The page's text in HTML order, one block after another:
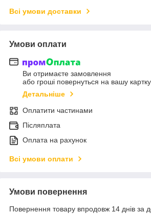
Всі умови доставки
Умови оплати
Ви отримаєте замовлення
або гроші повернуться на вашу картку
Детальніше
Оплатити частинами
Післяплата
Оплата на рахунок
Всі умови оплати
Умови повернення
Повернення товару впродовж 14 днів за